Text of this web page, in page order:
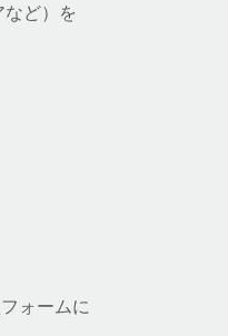
ど）を
ォームに